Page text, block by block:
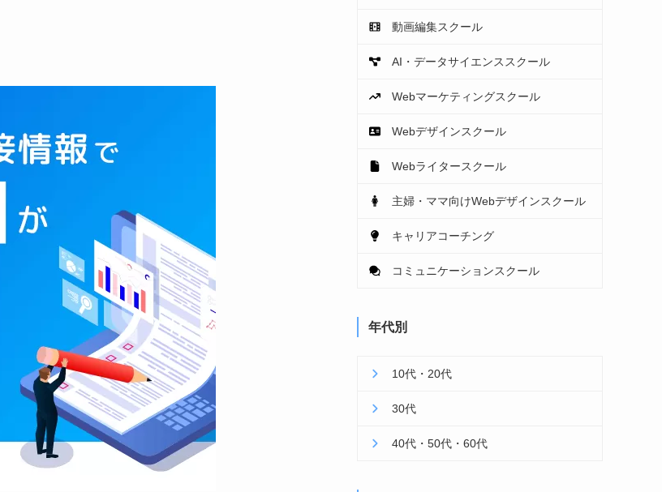
動画編集スクール
AI・データサイエンススクール
Webマーケティングスクール
Webデザインスクール
Webライタースクール
主婦・ママ向けWebデザインスクール
キャリアコーチング
コミュニケーションスクール
年代別
10代・20代
30代
40代・50代・60代